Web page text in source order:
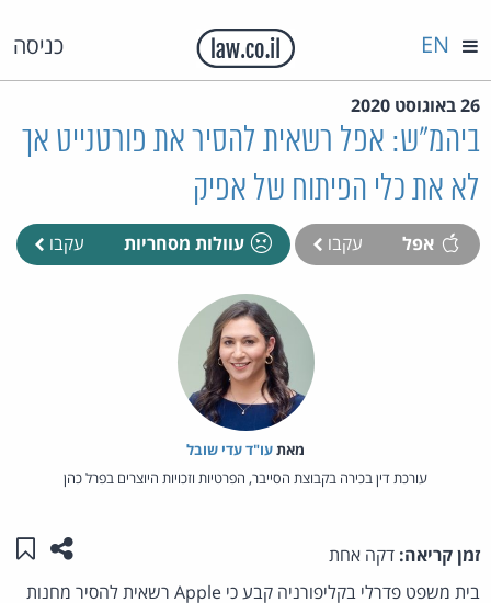
כניסה EN
26 באוגוסט 2020
ביהמ"ש: אפל רשאית להסיר את פורטנייט אך
לא את כלי הפיתוח של אפיק
אפל עקבו עוולות מסחריות עקבו
מאת‏עו"ד עדי שובל
עורכת דין בכירה בקבוצת הסייבר, הפרטיות וזכויות היוצרים בפרל כהן
זמן קריאה: דקה אחת שתפו
בית משפט פדרלי בקליפורניה קבע כי Apple רשאית להסיר מחנות